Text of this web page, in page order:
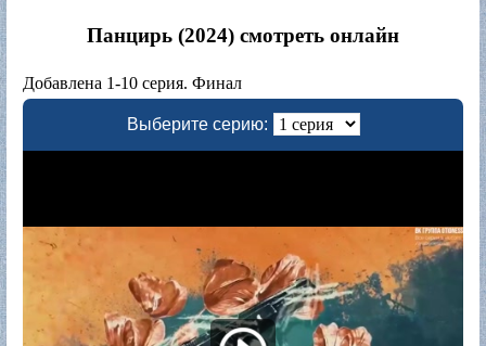
Панцирь (2024) смотреть онлайн
Добавлена 1-10 серия. Финал
Выберите серию: